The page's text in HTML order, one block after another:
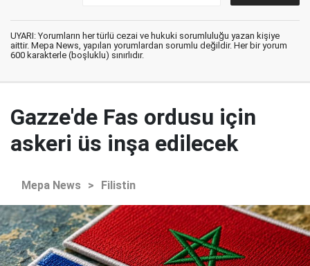
UYARI: Yorumların her türlü cezai ve hukuki sorumluluğu yazan kişiye
aittir. Mepa News, yapılan yorumlardan sorumlu değildir. Her bir yorum
600 karakterle (boşluklu) sınırlıdır.
Gazze'de Fas ordusu için
askeri üs inşa edilecek
Mepa News > Filistin